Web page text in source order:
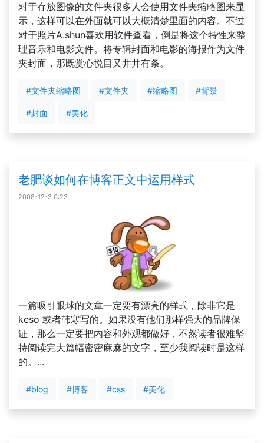
对于存放图像的文件夹很多人会使用文件夹缩略图来显
示，这样可以在外面就可以大概清楚里面的内容。不过
对于照片A.shun喜欢用软件查看，倒是将这个特性来整
理音乐和电影文件。将专辑封面和电影的海报作为文件
夹封面，那既赏心悦目又井井有条。
#文件夹缩略图 #文件夹 #缩略图 #背景
#封面 #美化
老肥谈如何在博客正文中运用样式
2008-12-3 0:23
一篇吸引眼球的文章一定要有漂亮的样式，除非它是
keso 或者韩寒写的。如果没有他们那样强大的品牌保
证，那么一定要把内容和外观都做好，不然读者很难坚
持阅读完大篇幅密密麻麻的文字，至少我阅读时是这样
的。...
#blog #博客 #css #美化